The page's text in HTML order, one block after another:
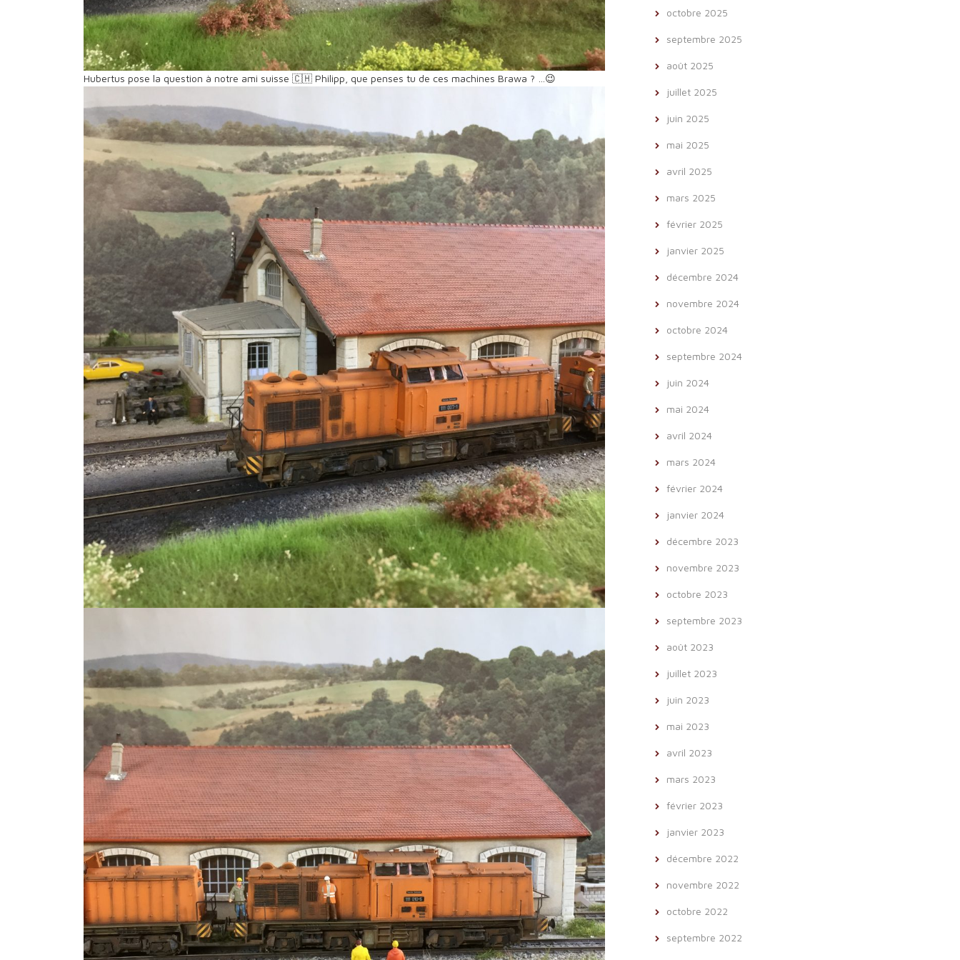
Hubertus pose la question à notre ami suisse 🇨🇭 Philipp, que penses tu de ces machines Brawa ? …😉
octobre 2025
septembre 2025
août 2025
juillet 2025
juin 2025
mai 2025
avril 2025
mars 2025
février 2025
janvier 2025
décembre 2024
novembre 2024
octobre 2024
septembre 2024
juin 2024
mai 2024
avril 2024
mars 2024
février 2024
janvier 2024
décembre 2023
novembre 2023
octobre 2023
septembre 2023
août 2023
juillet 2023
juin 2023
mai 2023
avril 2023
mars 2023
février 2023
janvier 2023
décembre 2022
novembre 2022
octobre 2022
septembre 2022